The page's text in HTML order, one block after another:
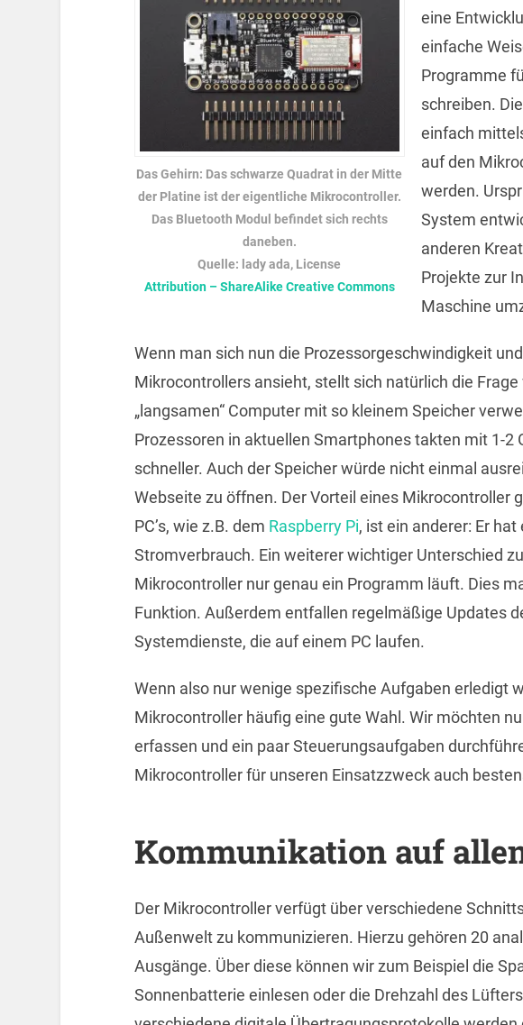
Das Gehirn: Das schwarze Quadrat in der Mitte
der Platine ist der eigentliche Mikrocontroller.
Das Bluetooth Modul befindet sich rechts
daneben.
Quelle: lady ada, License
Attribution – ShareAlike Creative Commons
eine
einfache
Programme
schreiben.
einfach
auf den
werden.
System
anderen
Projekte zur
Maschine
Wenn man sich nun die Prozessorgeschwindigkeit
Mikrocontrollers ansieht, stellt sich natürlich die
„langsamen“ Computer mit so kleinem Speicher
Prozessoren in aktuellen Smartphones takten mit 1-2
schneller. Auch der Speicher würde nicht einmal
Webseite zu öffnen. Der Vorteil eines Mikrocontroller
PC’s, wie z.B. dem Raspberry Pi, ist ein anderer: Er hat
Stromverbrauch. Ein weiterer wichtiger Unterschied
Mikrocontroller nur genau ein Programm läuft. Dies
Funktion. Außerdem entfallen regelmäßige Updates
Systemdienste, die auf einem PC laufen.
Wenn also nur wenige spezifische Aufgaben erledigt
Mikrocontroller häufig eine gute Wahl. Wir möchten
erfassen und ein paar Steuerungsaufgaben
Mikrocontroller für unseren Einsatzzweck auch
Kommunikation auf
Der Mikrocontroller verfügt über verschiedene
Außenwelt zu kommunizieren. Hierzu gehören 20
Ausgänge. Über diese können wir zum Beispiel die
Sonnenbatterie einlesen oder die Drehzahl des